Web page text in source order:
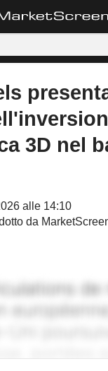
3D nel
alle 14:10
da